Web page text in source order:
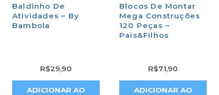
Baldinho De
Atividades – By
Bambola
R$29,90
ADICIONAR AO
Blocos De Montar
Mega Construções
120 Peças –
Pais&Filhos
R$71,90
ADICIONAR AO